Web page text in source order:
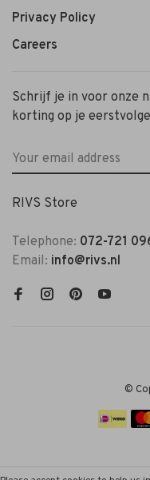
Privacy Policy
Careers
Schrijf je in voor onze
korting op je
RIVS Store
Telephone: 072-721
Email: info@rivs.nl
©